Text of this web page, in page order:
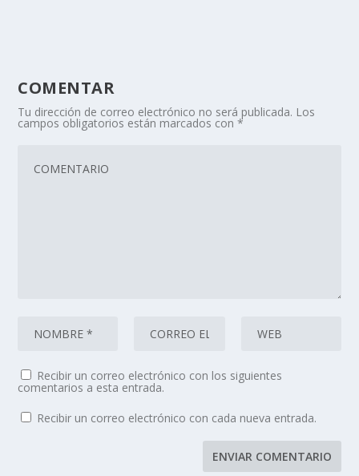
COMENTAR
Tu dirección de correo electrónico no será publicada. Los
campos obligatorios están marcados con*
Recibir un correo electrónico con los siguientes
comentarios a esta entrada.
Recibir un correo electrónico con cada nueva entrada.